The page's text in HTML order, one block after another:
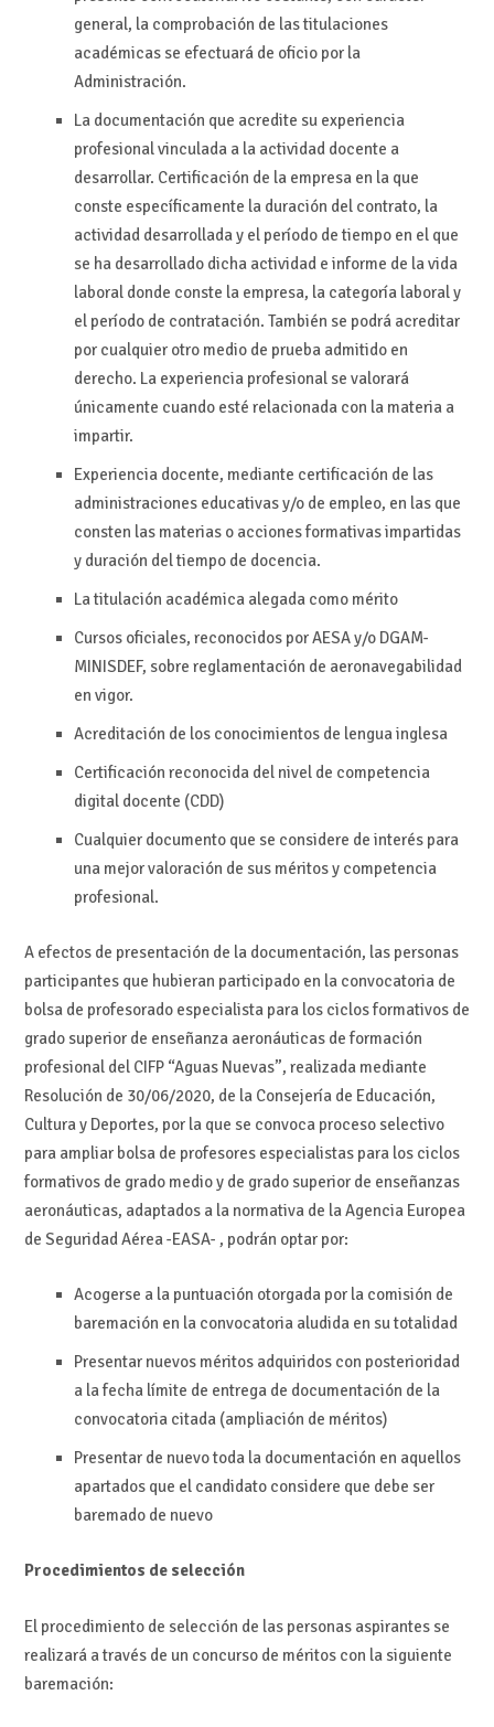
general, la comprobación de las titulaciones
académicas se efectuará de oficio por la
Administración.
La documentación que acredite su experiencia
profesional vinculada a la actividad docente a
desarrollar. Certificación de la empresa en la que
conste específicamente la duración del contrato, la
actividad desarrollada y el período de tiempo en el que
se ha desarrollado dicha actividad e informe de la vida
laboral donde conste la empresa, la categoría laboral y
el período de contratación. También se podrá acreditar
por cualquier otro medio de prueba admitido en
derecho. La experiencia profesional se valorará
únicamente cuando esté relacionada con la materia a
impartir.
Experiencia docente, mediante certificación de las
administraciones educativas y/o de empleo, en las que
consten las materias o acciones formativas impartidas
y duración del tiempo de docencia.
La titulación académica alegada como mérito
Cursos oficiales, reconocidos por AESA y/o DGAM-
MINISDEF, sobre reglamentación de aeronavegabilidad
en vigor.
Acreditación de los conocimientos de lengua inglesa
Certificación reconocida del nivel de competencia
digital docente (CDD)
Cualquier documento que se considere de interés para
una mejor valoración de sus méritos y competencia
profesional.
A efectos de presentación de la documentación, las personas
participantes que hubieran participado en la convocatoria de
bolsa de profesorado especialista para los ciclos formativos de
grado superior de enseñanza aeronáuticas de formación
profesional del CIFP “Aguas Nuevas”, realizada mediante
Resolución de 30/06/2020, de la Consejería de Educación,
Cultura y Deportes, por la que se convoca proceso selectivo
para ampliar bolsa de profesores especialistas para los ciclos
formativos de grado medio y de grado superior de enseñanzas
aeronáuticas, adaptados a la normativa de la Agencia Europea
de Seguridad Aérea -EASA- , podrán optar por:
Acogerse a la puntuación otorgada por la comisión de
baremación en la convocatoria aludida en su totalidad
Presentar nuevos méritos adquiridos con posterioridad
a la fecha límite de entrega de documentación de la
convocatoria citada (ampliación de méritos)
Presentar de nuevo toda la documentación en aquellos
apartados que el candidato considere que debe ser
baremado de nuevo
Procedimientos de selección
El procedimiento de selección de las personas aspirantes se
realizará a través de un concurso de méritos con la siguiente
baremación: